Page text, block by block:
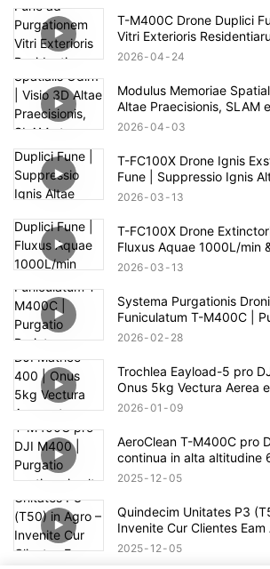
T-M400C Drone Duplici
Vitri Exterioris
Spatium 60m
2026 04 24
Modulus Memoriae
Altae Praecisionis, SLAM
Autonoma
2026 04 03
T-FC100X Drone Ignis
Fune | Suppressio Ignis
ad 100m
2026 03 13
T-FC100X Drone
Fluxus Aquae 1000L/min
Alto Alto 100m
2026 03 13
Systema Purgationis
Funiculatum T-M400C |
Vitreum pro Area
2026 02 28
Trochlea Eayload-5 pro
Onus 5kg Vectura Aerea
2026 01 09
AeroClean T-M400C pro
continua in alta altitudine
2025 12 05
Quindecim Unitates P3
Invenite Cur Clientes Eam
2025 12 05